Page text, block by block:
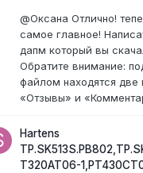
@Оксана Отлично!
самое главное!
дапм который вы
Обратите внимание:
файлом находятся две
«Отзывы» и
Hartens
T320AT06-